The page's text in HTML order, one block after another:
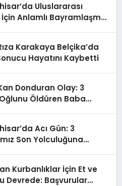
Uluslararası
Anlamlı Bayramlaşma
Karakaya Belçika’da
Hayatını Kaybetti
Donduran Olay: 3
Öldüren Baba
Acı Gün: 3
Son Yolculuğuna
Kurbanlıklar İçin Et ve
Devrede: Başvurular